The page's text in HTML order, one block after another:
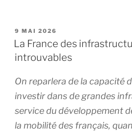
PUBLIÉ
LE
9 MAI 2026
La France des
introuvables
On reparlera de la capacité
investir dans de grandes
service du développement
la mobilité des français,